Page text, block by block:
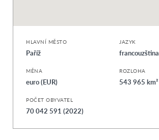
HLAVNÍ MĚSTO
Paříž
JAZYK
francouzština
MĚNA
euro (EUR)
ROZLOHA
543 965 km²
POČET OBYVATEL
70 042 591 (2022)